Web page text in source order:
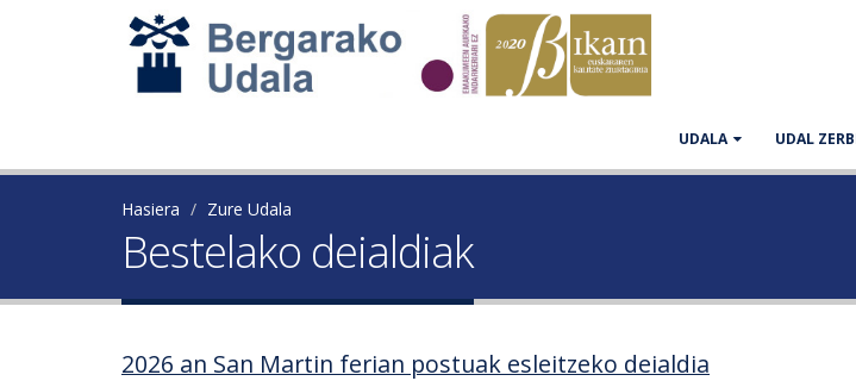
UDALA UDAL
Hasiera Zure Udala
Bestelako deialdiak
2026 an San Martin ferian postuak esleitzeko deialdia